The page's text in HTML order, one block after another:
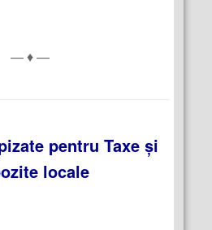
— ♦ —
pentru Taxe și
locale